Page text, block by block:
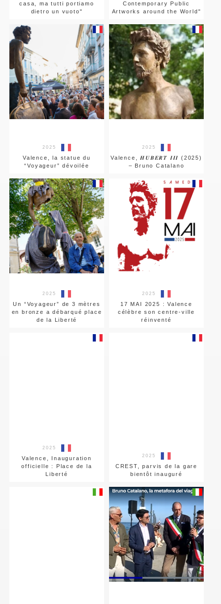
casa, ma tutti portiamo
dietro un vuoto"
Contemporary Public
Artworks around the World"
2025
Valence, la statue du
“Voyageur” dévoilée
2025
Valence, 𝑯𝑼𝑩𝑬𝑹𝑻 𝑰𝑰𝑰 (2025)
– Bruno Catalano
2025
Un “Voyageur” de 3 mètres
en bronze a débarqué place
de la Liberté
2025
17 MAI 2025 : Valence
célèbre son centre-ville
réinventé
2025
Valence, Inauguration
officielle : Place de la
Liberté
2025
CREST, parvis de la gare
bientôt inauguré